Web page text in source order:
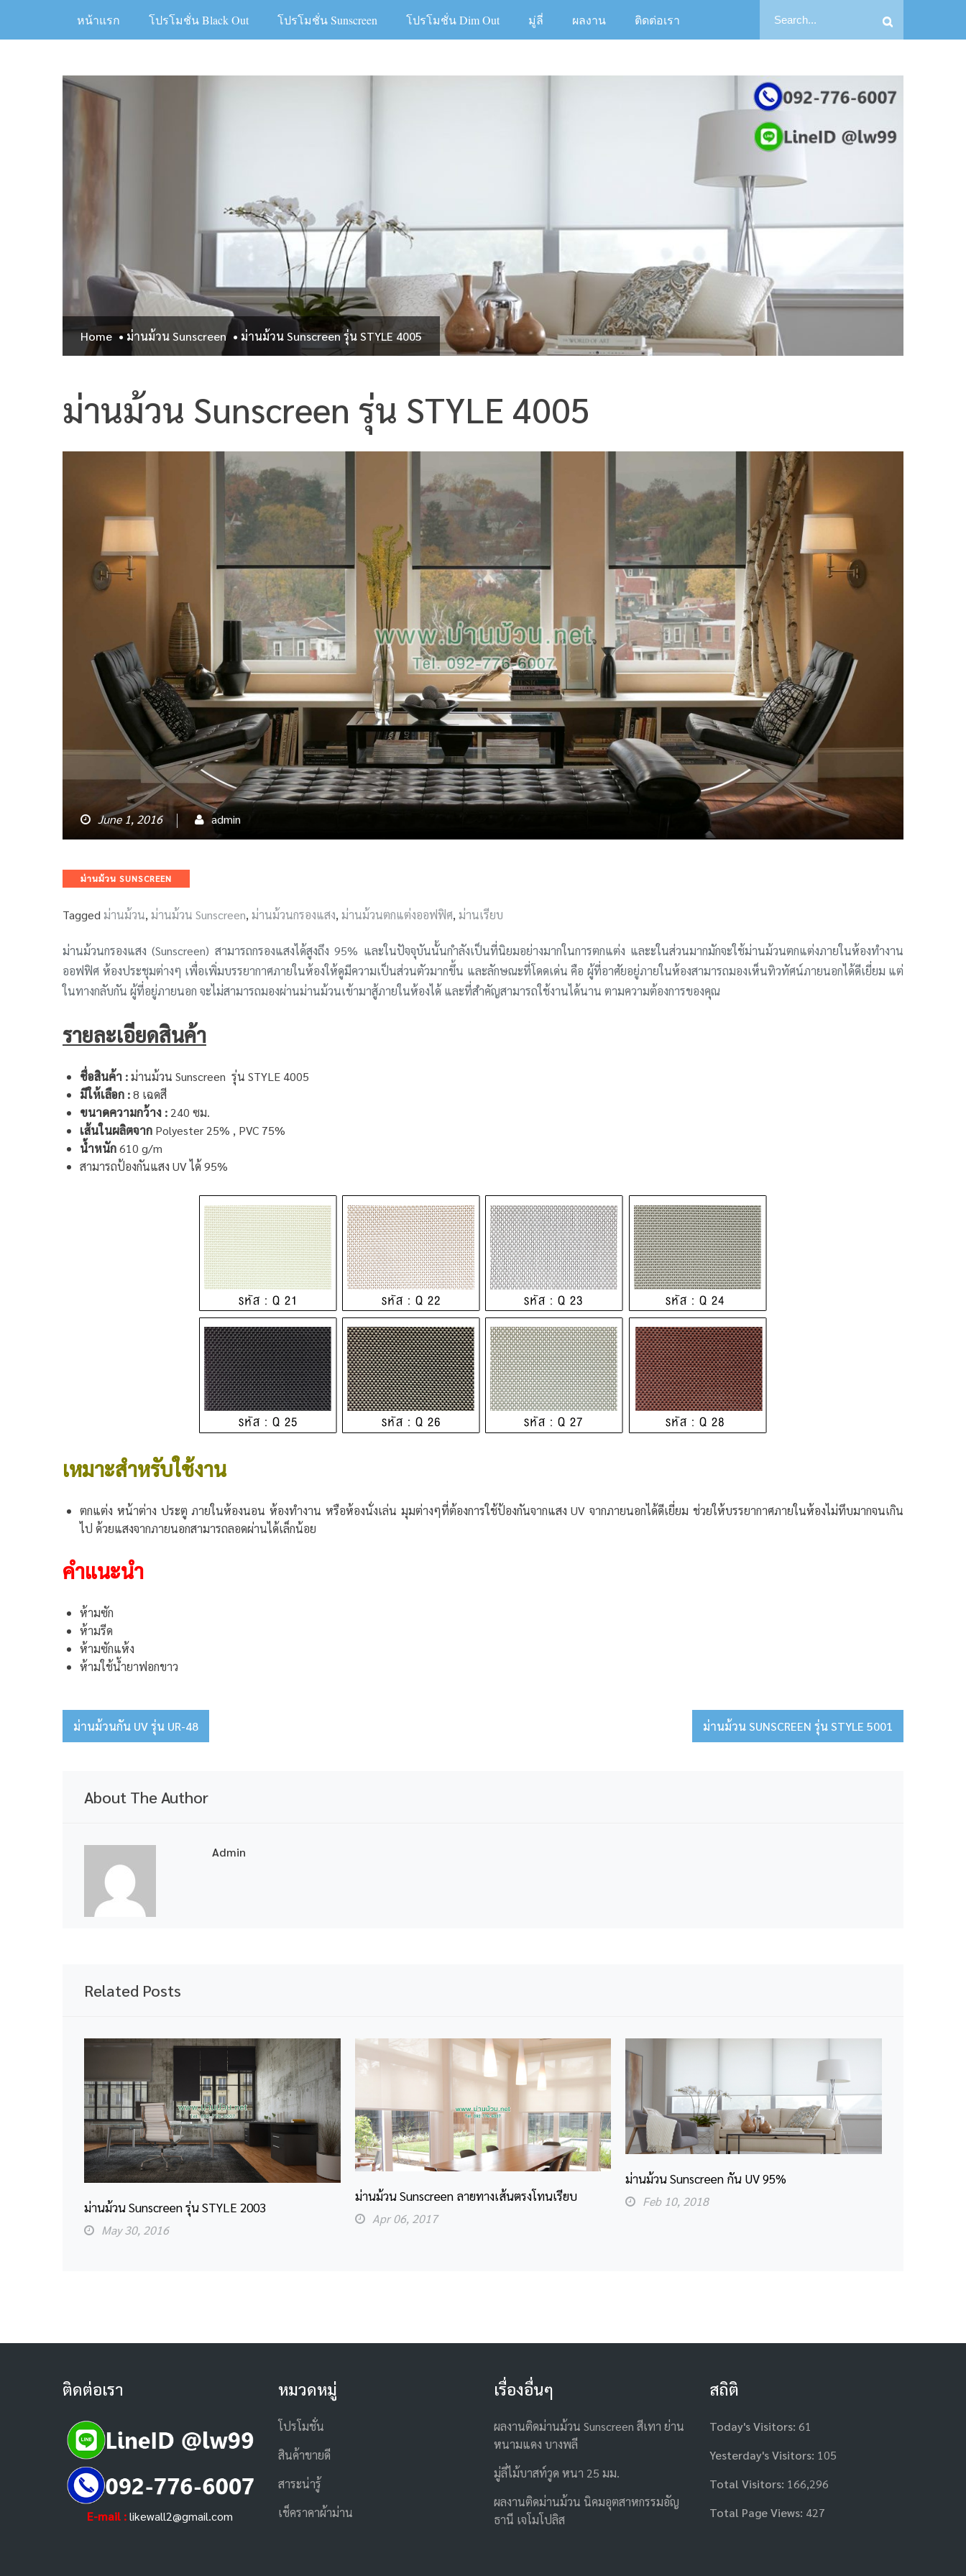
หน้าแรก โปรโมชั่น Black Out โปรโมชั่น Sunscreen โปรโมชั่น Dim Out มู่ลี่ ผลงาน ติดต่อเรา
for:
Search
Home ม่านม้วน Sunscreen ม่านม้วน Sunscreen รุ่น STYLE 4005
ม่านม้วน Sunscreen รุ่น STYLE 4005
June 1, 2016 admin
Categories
ม่านม้วน SUNSCREEN
Tagged ม่านม้วน, ม่านม้วน Sunscreen, ม่านม้วนกรองแสง, ม่านม้วนตกแต่งออฟฟิศ, ม่านเรียบ
ม่านม้วนกรองแสง (Sunscreen) สามารถกรองแสงได้สูงถึง 95% และในปัจจุบันนั้นกำลังเป็นที่นิยมอย่างมากในการตกแต่ง และะในส่วนมากมักจะใช้ม่านม้วนตกแต่งภายในห้องทำงาน
ออฟฟิศ ห้องประชุมต่างๆ เพื่อเพิ่มบรรยากาศภายในห้องให้ดูมีความเป็นส่วนตัวมากขึ้น และลักษณะที่โดดเด่น คือ ผู้ที่อาศัยอยู่ภายในห้องสามารถมองเห็นทิวทัศน์ภายนอกได้ดีเยี่ยม แต่
ในทางกลับกัน ผู้ที่อยู่ภายนอก จะไม่สามารถมองผ่านม่านม้วนเข้ามาสู้ภายในห้องได้ และที่สำคัญสามารถใช้งานได้นาน ตามความต้องการของคุณ
รายละเอียดสินค้า
ชื่อสินค้า :ม่านม้วน Sunscreen รุ่น STYLE 4005
มีให้เลือก :8 เฉดสี
ขนาดความกว้าง : 240 ซม.
เส้นในผลิตจาก Polyester 25% , PVC 75%
น้ำหนัก610 g/m
สามารถป้องกันแสง UV ได้ 95%
เหมาะสำหรับใช้งาน
ตกแต่ง หน้าต่าง ประตู ภายในห้องนอน ห้องทำงาน หรือห้องนั่งเล่น มุมต่างๆที่ต้องการใช้ป้องกันจากแสง UV จากภายนอกได้ดีเยี่ยม ช่วยให้บรรยากาศภายในห้องไม่ทึบมากจนเกิน
ไป ด้วยแสงจากภายนอกสามารถลอดผ่านได้เล็กน้อย
คำแนะนำ
ห้ามซัก
ห้ามรีด
ห้ามซักแห้ง
ห้ามใช้น้ำยาฟอกขาว
Post
ม่านม้วนกัน UV รุ่น UR-48 ม่านม้วน SUNSCREEN รุ่น STYLE 5001
About The Author
Admin
Related Posts
ม่านม้วน Sunscreen รุ่น STYLE 2003
May 30, 2016
ม่านม้วน Sunscreen ลายทางเส้นตรงโทนเรียบ
Apr 06, 2017
ม่านม้วน Sunscreen กัน UV 95%
Feb 10, 2018
ติดต่อเรา
E-mail : likewall2@gmail.com
หมวดหมู่
โปรโมชั่น
สินค้าขายดี
สาระน่ารู้
เช็คราคาผ้าม่าน
เรื่องอื่นๆ
ผลงานติดม่านม้วน Sunscreen สีเทา ย่าน
หนามแดง บางพลี
มู่ลี่ไม้บาสท์วูด หนา 25 มม.
ผลงานติดม่านม้วน นิคมอุตสาหกรรมอัญ
ธานี เจโมโปลิส
สถิติ
Today's Visitors: 61
Yesterday's Visitors: 105
Total Visitors: 166,296
Total Page Views: 427